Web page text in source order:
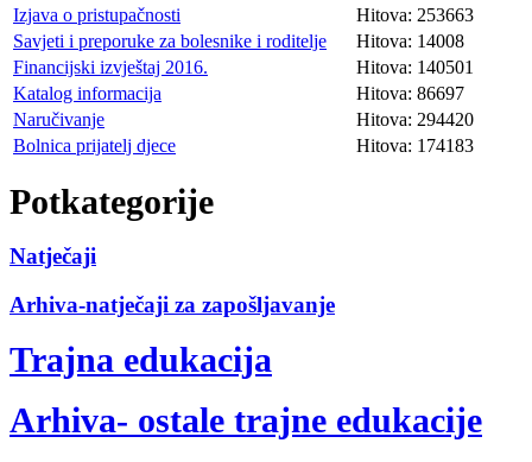
Izjava o pristupačnosti
Hitova: 253663
Savjeti i preporuke za bolesnike i roditelje
Hitova: 14008
Financijski izvještaj 2016.
Hitova: 140501
Katalog informacija
Hitova: 86697
Naručivanje
Hitova: 294420
Bolnica prijatelj djece
Hitova: 174183
Potkategorije
Natječaji
Arhiva-natječaji za zapošljavanje
Trajna edukacija
Arhiva- ostale trajne edukacije